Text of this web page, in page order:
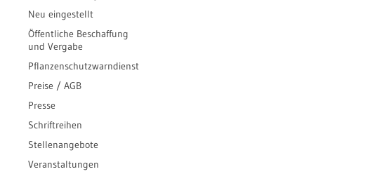
Neu eingestellt
Öffentliche Beschaffung
und Vergabe
Pflanzenschutzwarndienst
Preise / AGB
Presse
Schriftreihen
Stellenangebote
Veranstaltungen